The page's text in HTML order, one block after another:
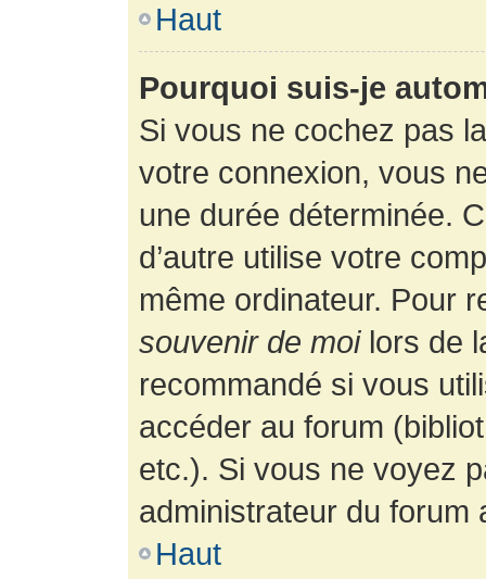
Haut
Pourquoi suis-je
Si vous ne cochez pas
votre connexion, vous
une durée déterminée.
d’autre utilise votre
même ordinateur. Pour
souvenir de moilors de
recommandé si vous
accéder au forum
etc.). Si vous ne voyez
administrateur du forum
Haut